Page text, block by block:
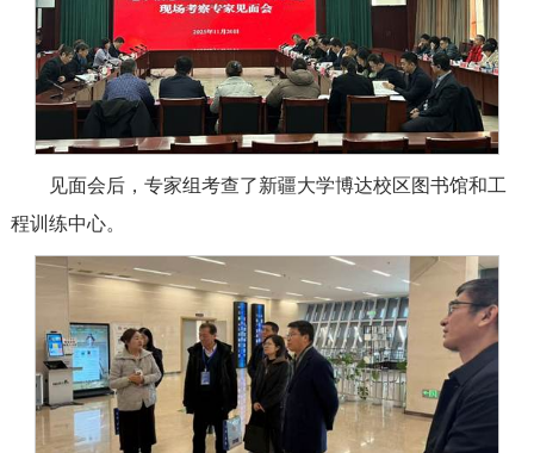
见面会后，专家组考查了新疆大学博达校区图书馆和工
程训练中心。